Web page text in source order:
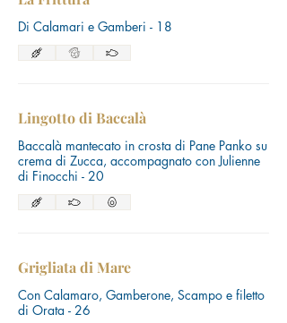
Di Calamari e Gamberi - 18
Lingotto di Baccalà
Baccalà mantecato in crosta di Pane Panko su
crema di Zucca, accompagnato con Julienne
di Finocchi - 20
Grigliata di Mare
Con Calamaro, Gamberone, Scampo e filetto
di Orata - 26